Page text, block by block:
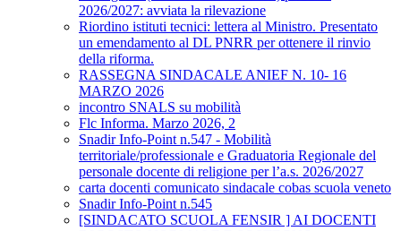
2026/2027: avviata la rilevazione
Riordino istituti tecnici: lettera al Ministro. Presentato
un emendamento al DL PNRR per ottenere il rinvio
della riforma.
RASSEGNA SINDACALE ANIEF N. 10- 16
MARZO 2026
incontro SNALS su mobilità
Flc Informa. Marzo 2026, 2
Snadir Info-Point n.547 - Mobilità
territoriale/professionale e Graduatoria Regionale del
personale docente di religione per l’a.s. 2026/2027
carta docenti comunicato sindacale cobas scuola veneto
Snadir Info-Point n.545
[SINDACATO SCUOLA FENSIR ] AI DOCENTI